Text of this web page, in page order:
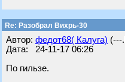
Re: Разобрал Вихрь-30
Автор: федот68( Калуга) (---
Дата: 24-11-17 06:26
По гильзе.